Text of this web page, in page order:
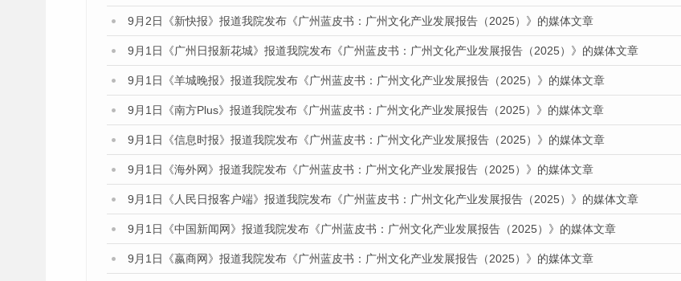
9月2日《新快报》报道我院发布《广州蓝皮书：广州文化产业发展报告（2025）》的媒体文章
9月1日《广州日报新花城》报道我院发布《广州蓝皮书：广州文化产业发展报告（2025）》的媒体文章
9月1日《羊城晚报》报道我院发布《广州蓝皮书：广州文化产业发展报告（2025）》的媒体文章
9月1日《南方Plus》报道我院发布《广州蓝皮书：广州文化产业发展报告（2025）》的媒体文章
9月1日《信息时报》报道我院发布《广州蓝皮书：广州文化产业发展报告（2025）》的媒体文章
9月1日《海外网》报道我院发布《广州蓝皮书：广州文化产业发展报告（2025）》的媒体文章
9月1日《人民日报客户端》报道我院发布《广州蓝皮书：广州文化产业发展报告（2025）》的媒体文章
9月1日《中国新闻网》报道我院发布《广州蓝皮书：广州文化产业发展报告（2025）》的媒体文章
9月1日《嬴商网》报道我院发布《广州蓝皮书：广州文化产业发展报告（2025）》的媒体文章